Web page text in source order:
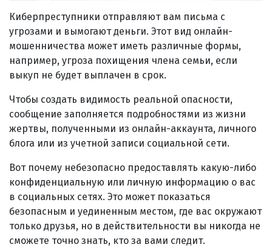
Киберпреступники отправляют вам письма с
угрозами и вымогают деньги. Этот вид онлайн-
мошенничества может иметь различные формы,
например, угроза похищения члена семьи, если
выкуп не будет выплачен в срок.
Чтобы создать видимость реальной опасности,
сообщение заполняется подробностями из жизни
жертвы, полученными из онлайн-аккаунта, личного
блога или из учетной записи социальной сети.
Вот почему небезопасно предоставлять какую-либо
конфиденциальную или личную информацию о вас
в социальных сетях. Это может показаться
безопасным и уединенным местом, где вас окружают
только друзья, но в действительности вы никогда не
сможете точно знать, кто за вами следит.